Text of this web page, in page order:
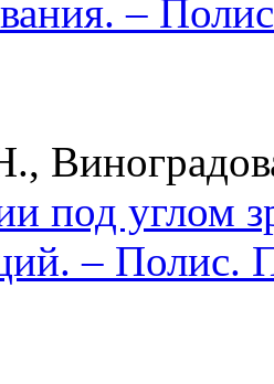
–
под углом
– Полис.